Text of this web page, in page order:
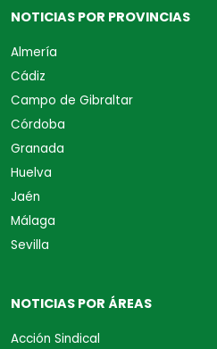
NOTICIAS POR PROVINCIAS
Almería
Cádiz
Campo de Gibraltar
Córdoba
Granada
Huelva
Jaén
Málaga
Sevilla
NOTICIAS POR ÁREAS
Acción Sindical